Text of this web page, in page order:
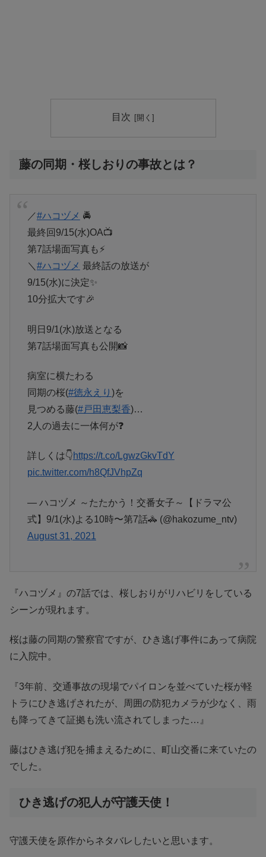
目次
藤の同期・桜しおりの事故とは？
／#ハコヅメ 🚔
最終回9/15(水)OA📺
第7話場面写真も⚡
＼ #ハコヅメ 最終話の放送が
9/15(水)に決定✨
10分拡大です🎉
明日9/1(水)放送となる
第7話場面写真も公開📸
病室に横たわる
同期の桜(#徳永えり )を
見つめる藤(#戸田恵梨香)…
2人の過去に一体何が❓
詳しくは👇https://t.co/LgwzGkvTdY
pic.twitter.com/h8QfJVhpZq
— ハコヅメ ～たたかう！交番女子～【ドラマ公
式】9/1(水)よる10時〜第7話🚓 (@hakozume_ntv)
August 31, 2021
『ハコヅメ』の7話では、桜しおりがリハビリをしている
シーンが現れます。
桜は藤の同期の警察官ですが、ひき逃げ事件にあって病院
に入院中。
『3年前、交通事故の現場でパイロンを並べていた桜が軽
トラにひき逃げされたが、周囲の防犯カメラが少なく、雨
も降ってきて証拠も洗い流されてしまった…』
藤はひき逃げ犯を捕まえるために、町山交番に来ていたの
でした。
ひき逃げの犯人が守護天使！
守護天使を原作からネタバレしたいと思います。